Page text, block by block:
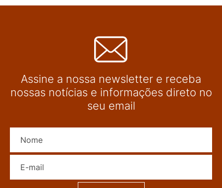
Assine a nossa newsletter e receba
nossas notícias e informações direto no
seu email